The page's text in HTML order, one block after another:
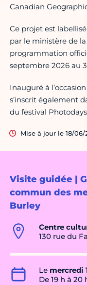
Visite guidée |
commun des
Burley
Centre
130 rue du
Le mercredi
De 19 h à 20
Canadian
Ce projet est
par le ministère de
programmation
septembre 2026 au
Inauguré à
s’inscrit également
du festival
Mise à jour le 18/06/